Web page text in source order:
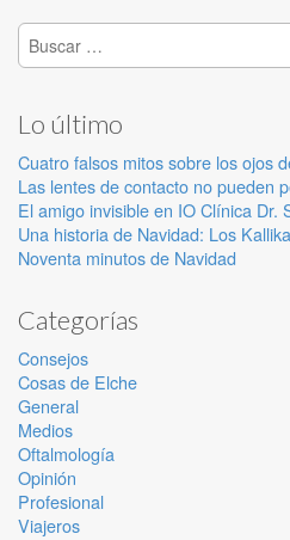
Buscar:
Lo último
Cuatro falsos mitos sobre los ojos
Las lentes de contacto no pueden
El amigo invisible en IO Clínica Dr.
Una historia de Navidad: Los
Noventa minutos de Navidad
Categorías
Consejos
Cosas de Elche
General
Medios
Oftalmología
Opinión
Profesional
Viajeros